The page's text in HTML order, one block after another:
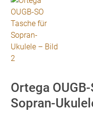
Ortega
Sopran-